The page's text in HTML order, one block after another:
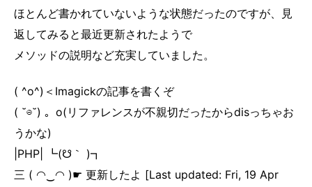
ほとんど書かれていないような状態だったのですが、見
返してみると最近更新されたようで
メソッドの説明など充実していました。
( ^o^)＜Imagickの記事を書くぞ
( ˘⊖˘) 。o(リファレンスが不親切だったからdisっちゃお
うかな)
|PHP| ┗(☋｀ )┓
三 ( ◠‿◠ )☛ 更新したよ [Last updated: Fri, 19 Apr